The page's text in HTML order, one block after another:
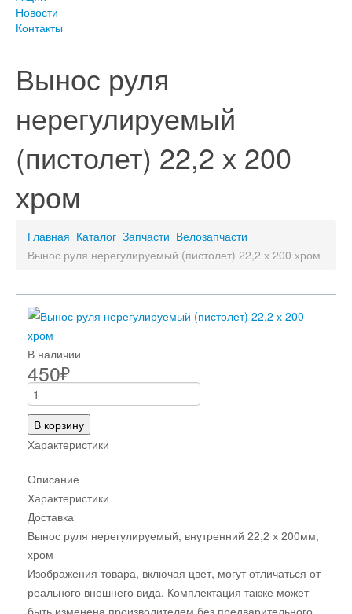
Новости
Контакты
Вынос руля
нерегулируемый
(пистолет) 22,2 х 200
хром
Главная Каталог Запчасти Велозапчасти
Вынос руля нерегулируемый (пистолет) 22,2 х 200 хром
В наличии
450₽
В корзину
Характеристики
Описание
Характеристики
Доставка
Вынос руля нерегулируемый, внутренний 22,2 х 200мм,
хром
Изображения товара, включая цвет, могут отличаться от
реального внешнего вида. Комплектация также может